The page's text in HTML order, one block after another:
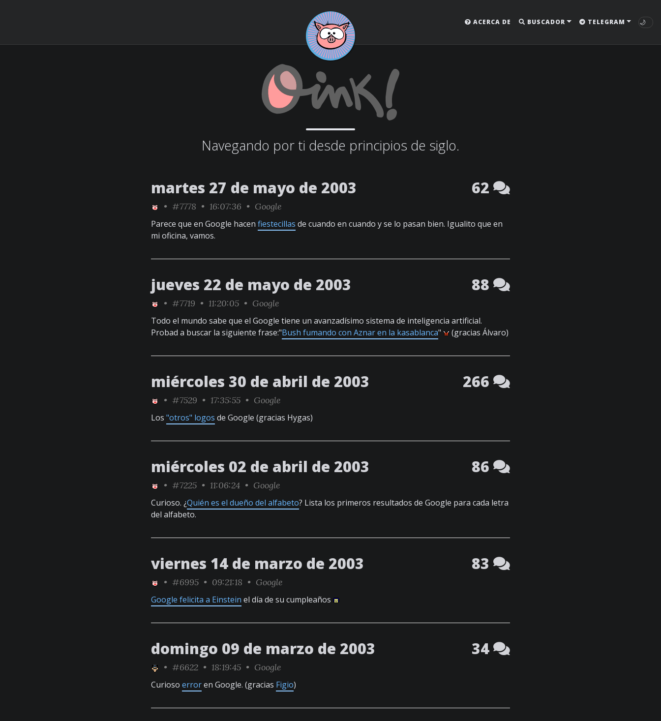
ACERCA DE BUSCADOR TELEGRAM 🌙
Navegando por ti desde principios de siglo.
martes 27 de mayo de 2003 62
• #7778 • 16:07:36 • Google
Parece que en Google hacen fiestecillas de cuando en cuando y se lo pasan bien. Igualito que en
mi oficina, vamos.
jueves 22 de mayo de 2003 88
• #7719 • 11:20:05 • Google
Todo el mundo sabe que el Google tiene un avanzadísimo sistema de inteligencia artificial.
Probad a buscar la siguiente frase:"Bush fumando con Aznar en la kasablanca" (gracias Álvaro)
miércoles 30 de abril de 2003 266
• #7529 • 17:35:55 • Google
Los "otros" logos de Google (gracias Hygas)
miércoles 02 de abril de 2003 86
• #7225 • 11:06:24 • Google
Curioso. ¿Quién es el dueño del alfabeto? Lista los primeros resultados de Google para cada letra
del alfabeto.
viernes 14 de marzo de 2003 83
• #6995 • 09:21:18 • Google
Google felicita a Einstein el día de su cumpleaños
domingo 09 de marzo de 2003 34
• #6622 • 18:19:45 • Google
Curioso erroren Google. (gracias Figio)